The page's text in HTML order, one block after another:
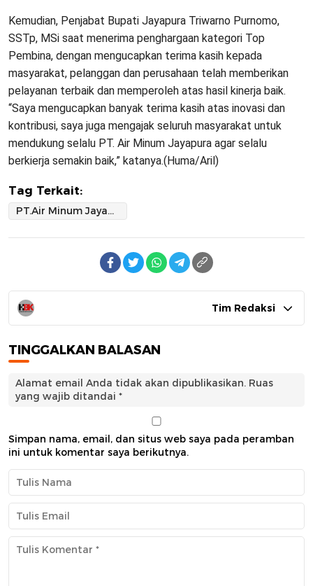
Kemudian, Penjabat Bupati Jayapura Triwarno Purnomo,
SSTp, MSi saat menerima penghargaan kategori Top
Pembina, dengan mengucapkan terima kasih kepada
masyarakat, pelanggan dan perusahaan telah memberikan
pelayanan terbaik dan memperoleh atas hasil kinerja baik.
“Saya mengucapkan banyak terima kasih atas inovasi dan
kontribusi, saya juga mengajak seluruh masyarakat untuk
mendukung selalu PT. Air Minum Jayapura agar selalu
berkierja semakin baik,” katanya.(Huma/Aril)
Tag Terkait:
PT.Air Minum Jayapura Raih Penghargaan Top BUMD Awards Bintang 5
Tim Redaksi
TINGGALKAN BALASAN
Alamat email Anda tidak akan dipublikasikan. Ruas
yang wajib ditandai *
Simpan nama, email, dan situs web saya pada peramban
ini untuk komentar saya berikutnya.